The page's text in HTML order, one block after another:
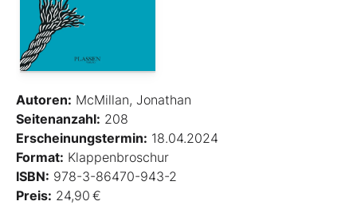
Autoren: McMillan, Jonathan
Seitenanzahl: 208
Erscheinungstermin: 18.04.2024
Format: Klappenbroschur
ISBN: 978-3-86470-943-2
Preis: 24,90 €